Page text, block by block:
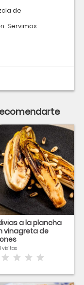
de
Servimos
a la plancha
vinagreta de
visitas